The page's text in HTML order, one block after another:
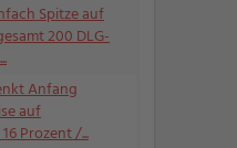
Spitze auf
200 DLG-
Anfang
auf
Prozent /...